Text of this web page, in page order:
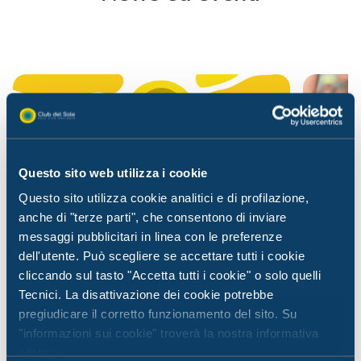
Questo sito web utilizza i cookie
Questo sito utilizza cookie analitici e di profilazione,
anche di "terze parti", che consentono di inviare
messaggi pubblicitari in linea con le preferenze
dell'utente. Può scegliere se accettare tutti i cookie
cliccando sul tasto "Accetta tutti i cookie" o solo quelli
Tecnici. La disattivazione dei cookie potrebbe
pregiudicare il corretto funzionamento del sito. Su
"informazioni sui cookie" troverà la nostra informativa
estesa.
News da Club del Sole
01 luglio 2026